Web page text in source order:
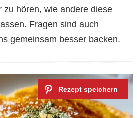
zu hören, wie andere diese
Fragen sind auch
gemeinsam besser backen.